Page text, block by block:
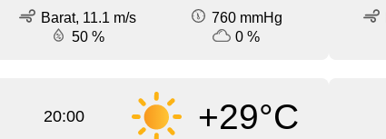
Barat, 11.1 m/s
760 mmHg
50 %
0 %
20:00 +29°C